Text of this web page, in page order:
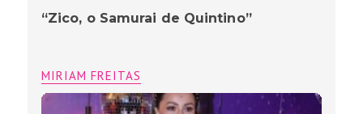
“Zico, o Samurai de Quintino”
MIRIAM FREITAS